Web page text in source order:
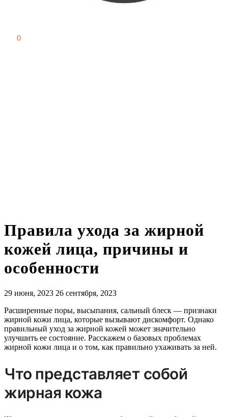
0
Правила ухода за жирной
кожей лица, причины и
особенности
29 июня, 2023 26 сентября, 2023
Расширенные поры, высыпания, сальный блеск — признаки
жирной кожи лица, которые вызывают дискомфорт. Однако
правильный уход за жирной кожей может значительно
улучшить ее состояние. Расскажем о базовых проблемах
жирной кожи лица и о том, как правильно ухаживать за ней.
Что представляет собой
жирная кожа